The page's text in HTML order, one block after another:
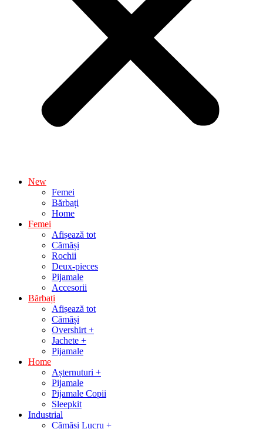
New
Femei
Bărbați
Home
Femei
Afișează tot
Cămăși
Rochii
Deux-pieces
Pijamale
Accesorii
Bărbați
Afișează tot
Cămăși
Overshirt +
Jachete +
Pijamale
Home
Așternuturi +
Pijamale
Pijamale Copii
Sleepkit
Industrial
Cămăși Lucru +